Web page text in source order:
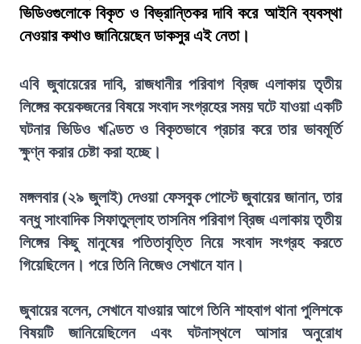
ভিডিওগুলোকে বিকৃত ও বিভ্রান্তিকর দাবি করে আইনি ব্যবস্থা
নেওয়ার কথাও জানিয়েছেন ডাকসুর এই নেতা।
এবি জুবায়েরের দাবি, রাজধানীর পরিবাগ ব্রিজ এলাকায় তৃতীয়
লিঙ্গের কয়েকজনের বিষয়ে সংবাদ সংগ্রহের সময় ঘটে যাওয়া একটি
ঘটনার ভিডিও খণ্ডিত ও বিকৃতভাবে প্রচার করে তার ভাবমূর্তি
ক্ষুণ্ন করার চেষ্টা করা হচ্ছে।
মঙ্গলবার (২৯ জুলাই) দেওয়া ফেসবুক পোস্টে জুবায়ের জানান, তার
বন্ধু সাংবাদিক সিফাতুল্লাহ তাসনিম পরিবাগ ব্রিজ এলাকায় তৃতীয়
লিঙ্গের কিছু মানুষের পতিতাবৃত্তি নিয়ে সংবাদ সংগ্রহ করতে
গিয়েছিলেন। পরে তিনি নিজেও সেখানে যান।
জুবায়ের বলেন, সেখানে যাওয়ার আগে তিনি শাহবাগ থানা পুলিশকে
বিষয়টি জানিয়েছিলেন এবং ঘটনাস্থলে আসার অনুরোধ